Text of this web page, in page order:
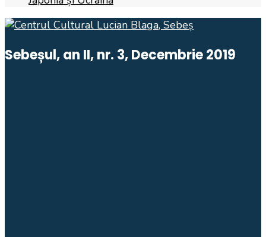
Sebeșul, an II, nr. 3, Decembrie 2019